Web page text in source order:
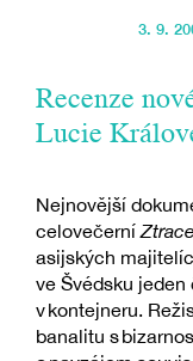
3. 9.
Recenze
Lucie
Nejnovější
celovečerní
asijských
ve Švédsku
v kontejneru.
banalitu s